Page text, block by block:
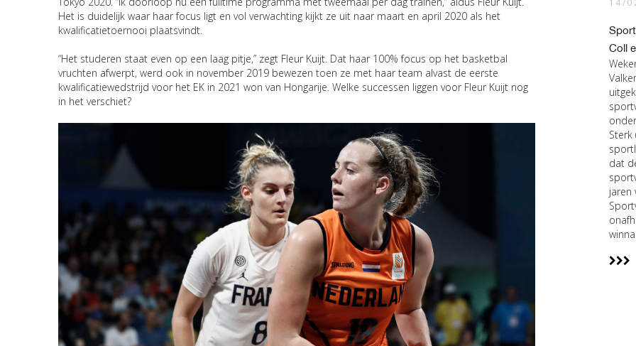
Het is duidelijk waar haar focus ligt en vol verwachting kijkt ze uit naar maart en april 2020 als het
kwalificatietoernooi plaatsvindt.
“Het studeren staat even op een laag pitje,” zegt Fleur Kuijt. Dat haar 100% focus op het basketbal
vruchten afwerpt, werd ook in november 2019 bewezen toen ze met haar team alvast de eerste
kwalificatiewedstrijd voor het EK in 2021 won van Hongarije. Welke successen liggen voor Fleur Kuijt nog
in het verschiet?
14/
Coll
Sterk
dat
jaren